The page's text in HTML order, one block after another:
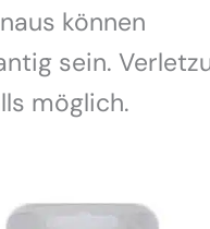
können
sein.
möglich.